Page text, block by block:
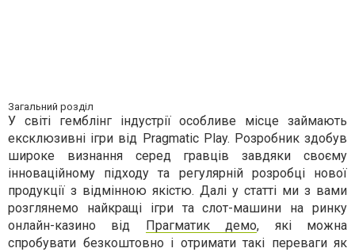
Загальний розділ
У світі гемблінг індустрії особливе місце займають
ексклюзивні ігри від Pragmatic Play. Розробник здобув
широке визнання серед гравців завдяки своєму
інноваційному підходу та регулярній розробці нової
продукції з відмінною якістю. Далі у статті ми з вами
розглянемо найкращі ігри та слот-машини на ринку
онлайн-казино від Прагматик демо, які можна
спробувати безкоштовно і отримати такі переваги як